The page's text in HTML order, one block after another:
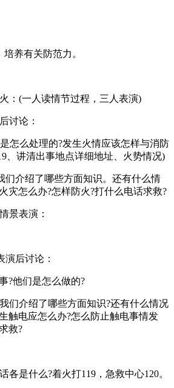
养有关防范力。
：(一人读情节过程，三人表演)
讨论：
怎么处理的?发生火情应该怎样与消防
、讲清出事地点详细地址、火势情况)
们介绍了哪些方面知识。还有什么情
灾怎么办?怎样防火?打什么电话求救?
景表演：
演后讨论：
?他们是怎么做的?
们介绍了哪些方面知识?还有什么情况
触电应怎么办?怎么防止触电事情发
救?
各是什么?着火打119，急救中心120。